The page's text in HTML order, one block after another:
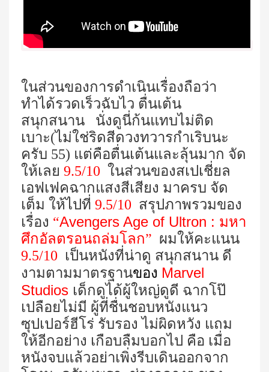
ในส่วนของการดำเนินเรื่องถือว่า
ทำได้รวดเร็วฉับไว ตื่นเต้น
สนุกสนาน นั่งดูนี่ก้นแทบไม่ติด
เบาะ(ไม่ใช่ริดสีดวงทวารกำเริบนะ
ครับ 55) แต่คือตื่นเต้นและลุ้นมาก จัด
ให้เลย 9.5/10 ในส่วนของสเปเชี่ยล
เอฟเฟคฉากแสงสีเสียง มาครบ จัด
เต็ม ให้ไปที่ 9.5/10 สรุปภาพรวมของ
เรื่อง “Avengers Age of Ultron : มหา
ศึกอัลตรอนถล่มโลก” ผมให้คะแนน
9.5/10 เป็นหนังที่น่าดู สนุกสนาน ดี
งามตามมาตรฐานของ Marvel
Studios เด็กดูได้ผู้ใหญ่ดูดี ฉากโป๊
เปลือยไม่มี ผู้ที่ชื่นชอบหนังแนว
ซุปเปอร์ฮีโร่ รับรอง ไม่ผิดหวัง แถม
ให้อีกอย่าง เกือบลืมบอกไป คือ เมื่อ
หนังจบแล้วอย่าเพิ่งรีบเดินออกจาก